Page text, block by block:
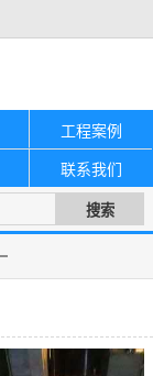
工程案例
联系我们